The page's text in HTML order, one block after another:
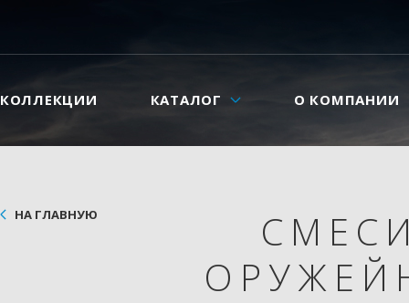
КОЛЛЕКЦИИ КАТАЛОГ О КОМПАНИИ
НА ГЛАВНУЮ